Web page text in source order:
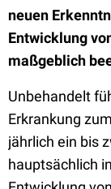
neuen
Entwicklung
maßgeblich
Unbehandelt
Erkrankung
jährlich ein bis
hauptsächlich